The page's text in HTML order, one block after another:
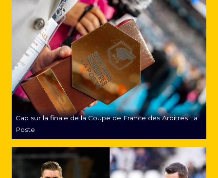
Cap sur la finale de la Coupe de France des Arbitres La
Poste